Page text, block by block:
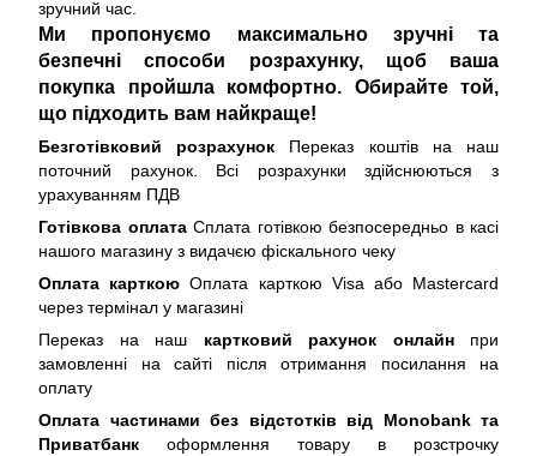
зручний час.
Ми пропонуємо максимально зручні та
безпечні способи розрахунку, щоб ваша
покупка пройшла комфортно. Обирайте той,
що підходить вам найкраще!
Безготівковий розрахунок Переказ коштів на наш
поточний рахунок. Всі розрахунки здійснюються з
урахуванням ПДВ
Готівкова оплатаСплата готівкою безпосередньо в касі
нашого магазину з видачєю фіскального чеку
Оплата карткою Оплата карткою Visa або Mastercard
через термінал у магазині
Переказ на наш картковий рахунок онлайнпри
замовленні на сайті після отримання посилання на
оплату
Оплата частинами без відстотків від Monobank та
Приватбанк оформлення товару в розстрочку